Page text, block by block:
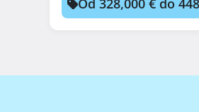
Od 328,000 € do